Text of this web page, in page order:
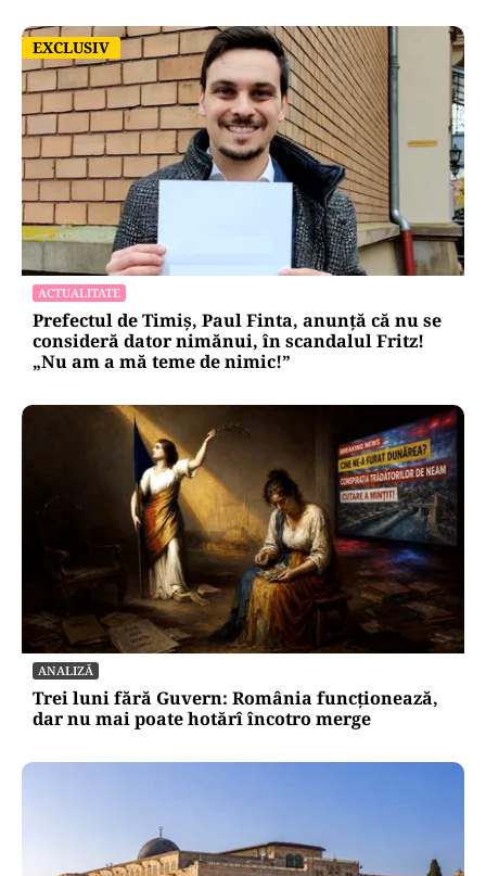
EXCLUSIV
EXCLUSIV
ACTUALITATE
Prefectul de Timiș, Paul Finta, anunță că nu se
consideră dator nimănui, în scandalul Fritz!
„Nu am a mă teme de nimic!”
ANALIZĂ
Trei luni fără Guvern: România funcționează,
dar nu mai poate hotărî încotro merge